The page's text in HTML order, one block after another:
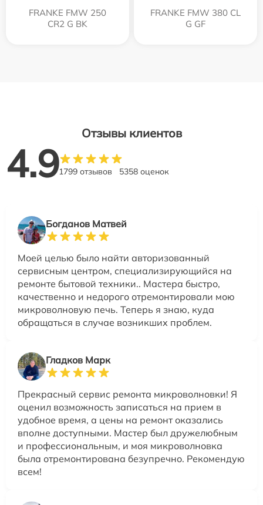
FRANKE FMW 250
CR2 G BK
FRANKE FMW 380 CL
G GF
Отзывы клиентов
4.91799 отзывов 5358 оценок
Богданов Матвей
Моей целью было найти авторизованный
сервисным центром, специализирующийся на
ремонте бытовой техники.. Мастера быстро,
качественно и недорого отремонтировали мою
микроволновую печь. Теперь я знаю, куда
обращаться в случае возникших проблем.
Гладков Марк
Прекрасный сервис ремонта микроволновки! Я
оценил возможность записаться на прием в
удобное время, а цены на ремонт оказались
вполне доступными. Мастер был дружелюбным
и профессиональным, и моя микроволновка
была отремонтирована безупречно. Рекомендую
всем!